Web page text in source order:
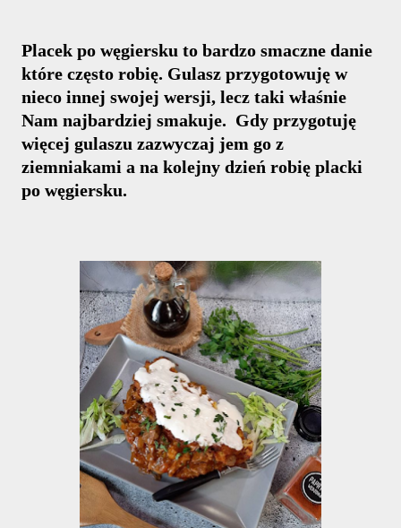
Placek po węgiersku to bardzo smaczne danie
które często robię. Gulasz przygotowuję w
nieco innej swojej wersji, lecz taki właśnie
Nam najbardziej smakuje. Gdy przygotuję
więcej gulaszu zazwyczaj jem go z
ziemniakami a na kolejny dzień robię placki
po węgiersku.